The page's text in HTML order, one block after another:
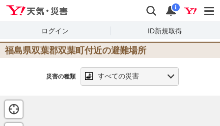
検索 通知
i
ログイン ID新規取得
福島県双葉郡双葉町 付近の避難場所
災害の種類 すべての災害